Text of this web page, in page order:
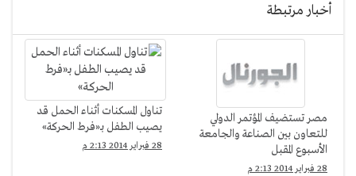
أخبار مرتبطة
مصر تستضيف المؤتمر الدولي
للتعاون بين الصناعة والجامعة
الأسبوع المقبل
28 فبراير 2014 2:13 م
تناول المسكنات أثناء الحمل قد
يصيب الطفل بـ«فرط الحركة»
28 فبراير 2014 2:13 م